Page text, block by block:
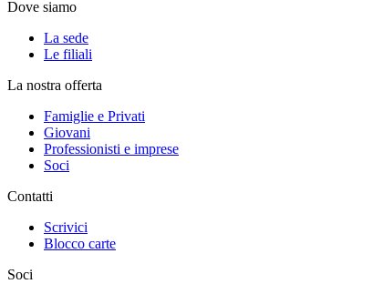
Dove siamo
La sede
Le filiali
La nostra offerta
Famiglie e Privati
Giovani
Professionisti e imprese
Soci
Contatti
Scrivici
Blocco carte
Soci